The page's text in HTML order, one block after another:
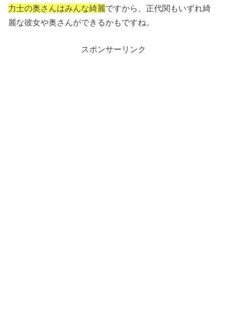
力士の奥さんはみんな綺麗ですから、正代関もいずれ綺
麗な彼女や奥さんができるかもですね。
スポンサーリンク